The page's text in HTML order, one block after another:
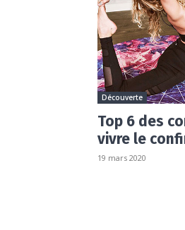
Découverte
Top 6 des
vivre le
19 mars 2020